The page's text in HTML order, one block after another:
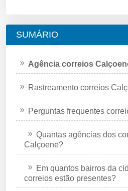
SUMÁRIO
Agência correios
Rastreamento correios
Perguntas frequentes
Quantas agências dos
Calçoene?
Em quantos bairros da
correios estão presentes?